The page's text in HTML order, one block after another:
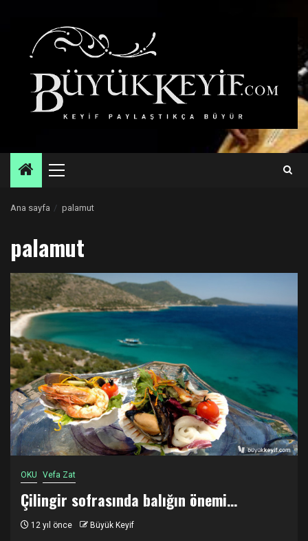
Primary
Ana sayfa palamut
palamut
OKU Vefa Zat
Çilingir sofrasında balığın önemi…
12 yıl önce Büyük Keyif